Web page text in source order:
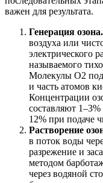
важен для результата.
Генерация озона.
воздуха или
электрического
называемого
Молекулы O2 под
и часть атомов
Концентрации
составляют
12% при подаче
Растворение
в поток воды
разрежение и
методом
через водяной